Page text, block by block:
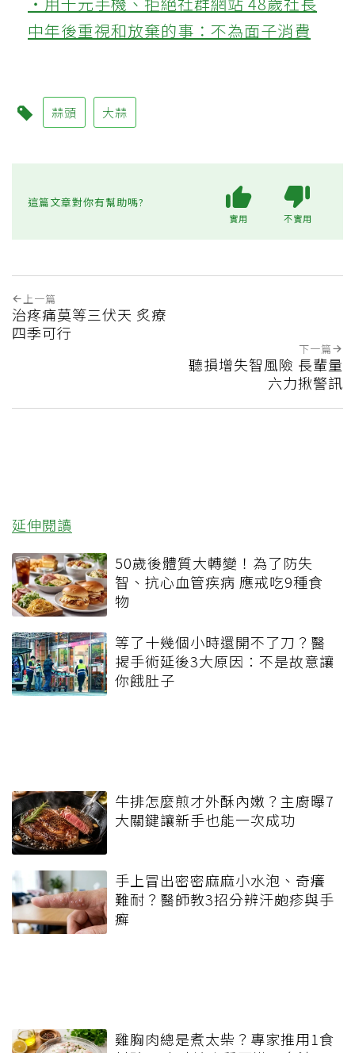
中年後重視和放棄的事：不為面子消費
蒜頭 大蒜
這篇文章對你有幫助嗎?
實用 不實用
上一篇
治疼痛莫等三伏天 炙療
四季可行
下一篇
聽損增失智風險 長輩量
六力揪警訊
延伸閱讀
50歲後體質大轉變！為了防失
智、抗心血管疾病 應戒吃9種食
物
等了十幾個小時還開不了刀？醫
揭手術延後3大原因：不是故意讓
你餓肚子
牛排怎麼煎才外酥內嫩？主廚曝7
大關鍵讓新手也能一次成功
手上冒出密密麻麻小水泡、奇癢
難耐？醫師教3招分辨汗皰疹與手
癬
雞胸肉總是煮太柴？專家推用1食